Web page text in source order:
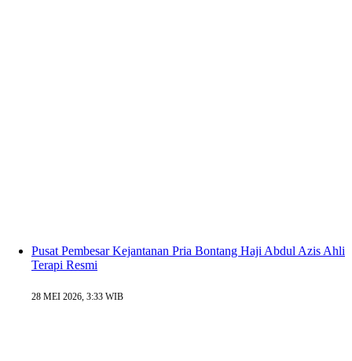
Pusat Pembesar Kejantanan Pria Bontang Haji Abdul Azis Ahli
Terapi Resmi
28 MEI 2026, 3:33 WIB